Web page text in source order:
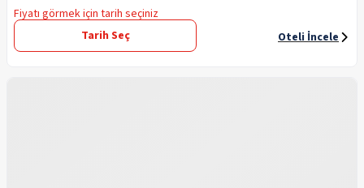
Fiyatı görmek için tarih seçiniz
Tarih Seç
Oteli İncele